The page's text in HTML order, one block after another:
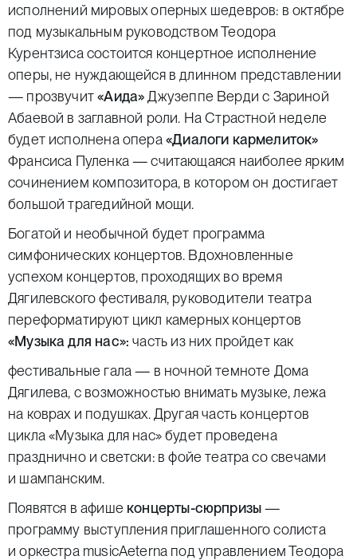
исполнений мировых оперных шедевров: в октябре
под музыкальным руководством Теодора
Курентзиса состоится концертное исполнение
оперы, не нуждающейся в длинном представлении
— прозвучит«Аида»Джузеппе Верди с Зариной
Абаевой в заглавной роли. На Страстной неделе
будет исполнена опера «Диалоги кармелиток»
Франсиса Пуленка — считающаяся наиболее ярким
сочинением композитора, в котором он достигает
большой трагедийной мощи.
Богатой и необычной будет программа
симфонических концертов. Вдохновленные
успехом концертов, проходящих во время
Дягилевского фестиваля, руководители театра
переформатируют цикл камерных концертов
«Музыка для нас»: часть из них пройдет как
фестивальные гала — в ночной темноте Дома
Дягилева, с возможностью внимать музыке, лежа
на коврах и подушках. Другая часть концертов
цикла «Музыка для нас» будет проведена
празднично и светски: в фойе театра со свечами
и шампанским.
Появятся в афише концерты-сюрпризы—
программу выступления приглашенного солиста
и оркестра musicAeterna под управлением Теодора